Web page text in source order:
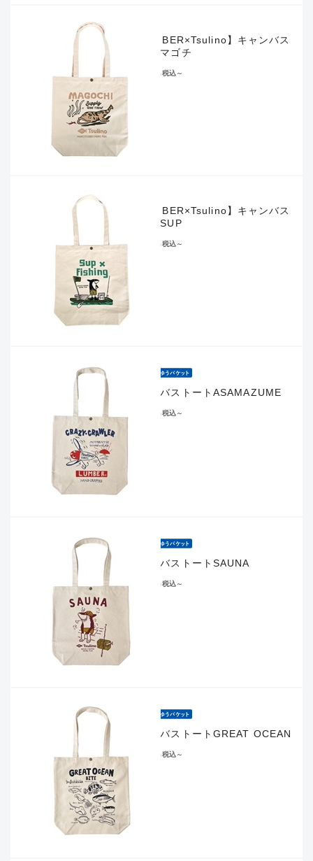
【LUMBER×Tsulino】キャンバス
トートマゴチ
¥2,090税込～
【LUMBER×Tsulino】キャンバス
トートSUP
¥2,090税込～
キャンバストートASAMAZUME
¥2,090税込～
キャンバストートSAUNA
¥2,090税込～
キャンバストートGREAT OCEAN
¥2,090税込～